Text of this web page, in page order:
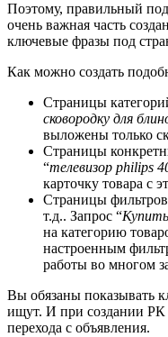
Поэтому, правильный
очень важная часть
ключевые фразы под
Как можно создать
Страницы
сковородку для
выложены только
Страницы
“телевизор philips
карточку товара с
Страницы фильтров
т.д.. Запрос “
на категорию
настроенным
работы во многом
Вы обязаны показывать
ищут. И при создании РК
перехода с объявления.